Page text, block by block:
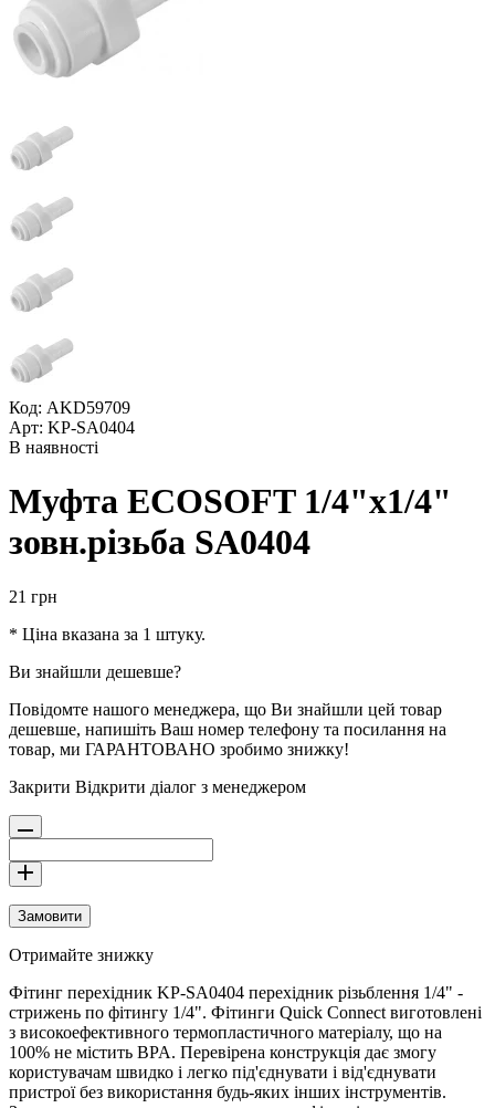
Код: AKD59709
Арт: KP-SA0404
В наявності
Муфта ECOSOFT 1/4"х1/4"
зовн.різьба SA0404
21 грн
* Ціна вказана за 1 штуку.
Ви знайшли дешевше?
Повідомте нашого менеджера, що Ви знайшли цей товар
дешевше, напишіть Ваш номер телефону та посилання на
товар, ми ГАРАНТОВАНО зробимо знижку!
Закрити Відкрити діалог з менеджером
Замовити
Отримайте знижку
Фітинг перехідник KP-SA0404 перехідник різьблення 1/4" -
стрижень по фітингу 1/4". Фітинги Quick Connect виготовлені
з високоефективного термопластичного матеріалу, що на
100% не містить BPA. Перевірена конструкція дає змогу
користувачам швидко і легко під'єднувати і від'єднувати
пристрої без використання будь-яких інших інструментів.